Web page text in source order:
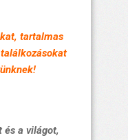
tartalmas
és a világot,